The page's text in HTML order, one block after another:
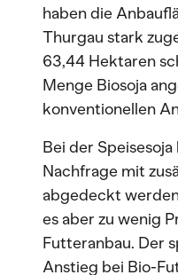
haben die
Thurgau stark
63,44 Hektaren
Menge Biosoja
konventionellen
Bei der
Nachfrage mit
abgedeckt
es aber zu wenig
Futteranbau. Der
Anstieg bei Bio-